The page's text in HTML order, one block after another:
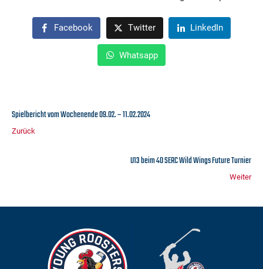
Facebook Twitter LinkedIn
Whatsapp
Spielbericht vom Wochenende 09.02. – 11.02.2024
Zurück
U13 beim 40 SERC Wild Wings Future Turnier
Weiter